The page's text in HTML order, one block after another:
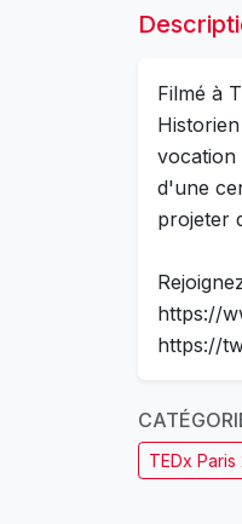
Filmé à
vocation
d'une
projeter
https://
https://
TEDx Paris